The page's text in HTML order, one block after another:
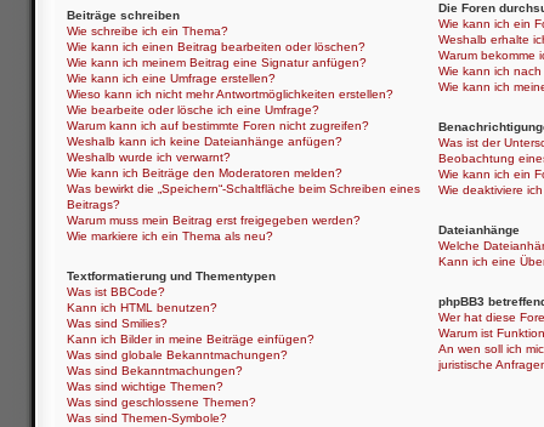
Beiträge schreiben
Wie schreibe ich ein Thema?
Wie kann ich einen Beitrag bearbeiten oder löschen?
Wie kann ich meinem Beitrag eine Signatur anfügen?
Wie kann ich eine Umfrage erstellen?
Wieso kann ich nicht mehr Antwortmöglichkeiten erstellen?
Wie bearbeite oder lösche ich eine Umfrage?
Warum kann ich auf bestimmte Foren nicht zugreifen?
Weshalb kann ich keine Dateianhänge anfügen?
Weshalb wurde ich verwarnt?
Wie kann ich Beiträge den Moderatoren melden?
Was bewirkt die „Speichern“-Schaltfläche beim Schreiben eines
Beitrags?
Warum muss mein Beitrag erst freigegeben werden?
Wie markiere ich ein Thema als neu?
Textformatierung und Thementypen
Was ist BBCode?
Kann ich HTML benutzen?
Was sind Smilies?
Kann ich Bilder in meine Beiträge einfügen?
Was sind globale Bekanntmachungen?
Was sind Bekanntmachungen?
Was sind wichtige Themen?
Was sind geschlossene Themen?
Was sind Themen-Symbole?
Die Foren
Wie kann ich ein
Weshalb erhalte
Warum bekomme
Wie kann ich
Wie kann ich
Was ist der
Beobachtung
Wie kann ich ein
Wie deaktiviere
Dateianhänge
Welche
Kann ich eine
phpBB3
Wer hat diese
Warum ist
An wen soll ich
juristische